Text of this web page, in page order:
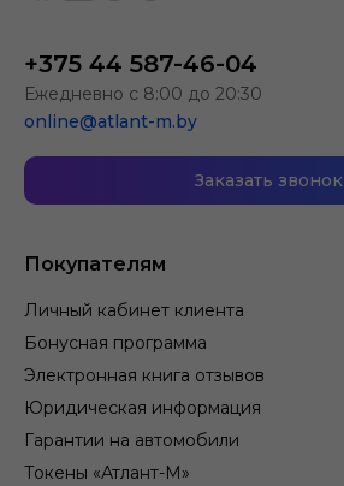
Покупателям
Личный кабинет клиента
Бонусная программа
Электронная книга отзывов
Юридическая информация
Гарантии на автомобили
Токены «Атлант-М»
+375 44 587-46-04
Ежедневно с 8:00 до 20:30
online@atlant-m.by
Заказать звонок